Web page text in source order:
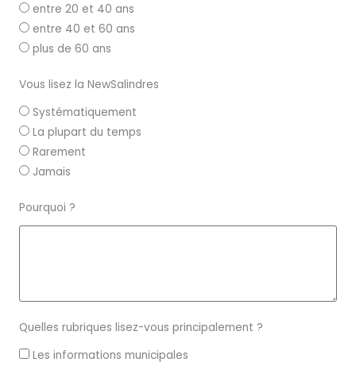
entre 20 et 40 ans
entre 40 et 60 ans
plus de 60 ans
Vous lisez la NewSalindres
Systématiquement
La plupart du temps
Rarement
Jamais
Pourquoi ?
Quelles rubriques lisez-vous principalement ?
Les informations municipales